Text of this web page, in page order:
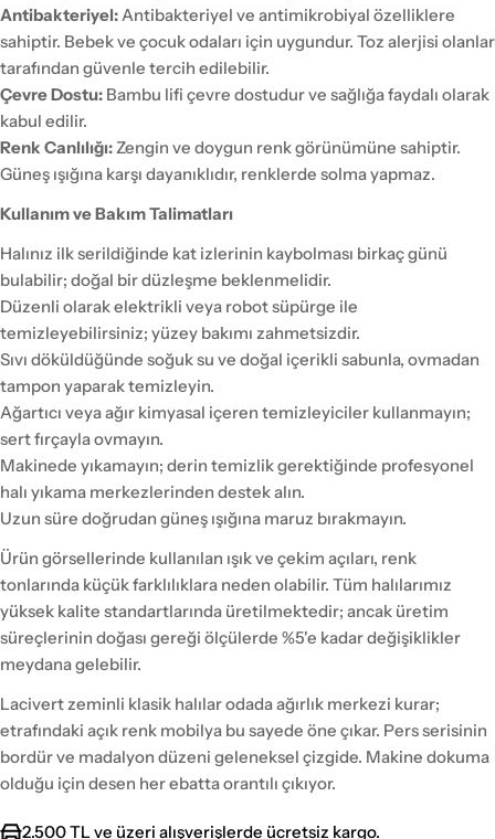
Antibakteriyel:Antibakteriyel ve antimikrobiyal özelliklere
sahiptir. Bebek ve çocuk odaları için uygundur. Toz alerjisi olanlar
tarafından güvenle tercih edilebilir.
Çevre Dostu: Bambu lifi çevre dostudur ve sağlığa faydalı olarak
kabul edilir.
Renk Canlılığı:Zengin ve doygun renk görünümüne sahiptir.
Güneş ışığına karşı dayanıklıdır, renklerde solma yapmaz.
Kullanım ve Bakım Talimatları
Halınız ilk serildiğinde kat izlerinin kaybolması birkaç günü
bulabilir; doğal bir düzleşme beklenmelidir.
Düzenli olarak elektrikli veya robot süpürge ile
temizleyebilirsiniz; yüzey bakımı zahmetsizdir.
Sıvı döküldüğünde soğuk su ve doğal içerikli sabunla, ovmadan
tampon yaparak temizleyin.
Ağartıcı veya ağır kimyasal içeren temizleyiciler kullanmayın;
sert fırçayla ovmayın.
Makinede yıkamayın; derin temizlik gerektiğinde profesyonel
halı yıkama merkezlerinden destek alın.
Uzun süre doğrudan güneş ışığına maruz bırakmayın.
Ürün görsellerinde kullanılan ışık ve çekim açıları, renk
tonlarında küçük farklılıklara neden olabilir. Tüm halılarımız
yüksek kalite standartlarında üretilmektedir; ancak üretim
süreçlerinin doğası gereği ölçülerde %5'e kadar değişiklikler
meydana gelebilir.
Lacivert zeminli klasik halılar odada ağırlık merkezi kurar;
etrafındaki açık renk mobilya bu sayede öne çıkar. Pers serisinin
bordür ve madalyon düzeni geleneksel çizgide. Makine dokuma
olduğu için desen her ebatta orantılı çıkıyor.
2.500 TL ve üzeri alışverişlerde ücretsiz kargo.